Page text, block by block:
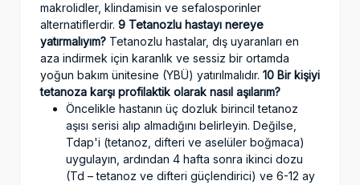
makrolidler, klindamisin ve sefalosporinler
alternatiflerdir. 9 Tetanozlu hastayı nereye
yatırmalıyım? Tetanozlu hastalar, dış uyaranları en
aza indirmek için karanlık ve sessiz bir ortamda
yoğun bakım ünitesine (YBÜ) yatırılmalıdır. 10 Bir kişiyi
tetanoza karşı profilaktik olarak nasıl aşılarım?
Öncelikle hastanın üç dozluk birincil tetanoz
aşısı serisi alıp almadığını belirleyin. Değilse,
Tdap'i (tetanoz, difteri ve aselüler boğmaca)
uygulayın, ardından 4 hafta sonra ikinci dozu
(Td – tetanoz ve difteri güçlendirici) ve 6-12 ay